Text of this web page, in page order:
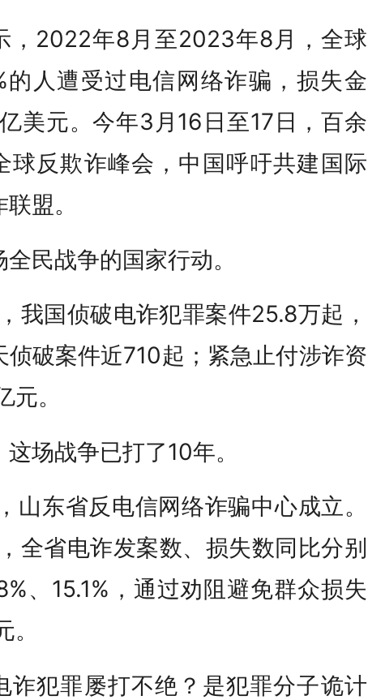
，2022年8月至2023年8月，全球
的人遭受过电信网络诈骗，损失金
美元。今年3月16日至17日，百余
球反欺诈峰会，中国呼吁共建国际
盟。
民战争的国家行动。
我国侦破电诈犯罪案件25.8万起，
侦破案件近710起；紧急止付涉诈资
。
场战争已打了10年。
山东省反电信网络诈骗中心成立。
全省电诈发案数、损失数同比分别
、15.1%，通过劝阻避免群众损失
诈犯罪屡打不绝？是犯罪分子诡计